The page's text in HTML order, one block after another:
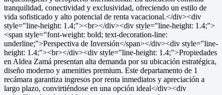
tranquilidad, conectividad y exclusividad, ofreciendo un estilo de
vida sofisticado y alto potencial de renta vacacional.</div><div
style="line-height: 1.4;"><br></div><div style="line-height: 1.4;">
<span style="font-weight: bold; text-decoration-line:
underline;">Perspectiva de Inversión</span></div><div style="line-
height: 1.4;"><br></div><div style="line-height: 1.4;">Propiedades
en Aldea Zamá presentan alta demanda por su ubicación estratégica,
diseño moderno y amenities premium. Este departamento de 1
recámara garantiza ingresos por renta inmediatos y apreciación a
largo plazo, convirtiéndose en una opción ideal</div><div